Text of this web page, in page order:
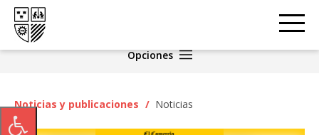
Opciones
Noticias y publicaciones / Noticias